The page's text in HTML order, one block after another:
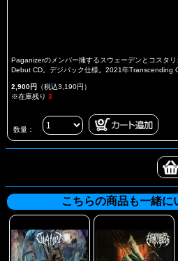
Paganizerのメンバー擁するスウェーデンとコスタ
Debut CD。デジパック仕様。2021年Transcending
2,900円 （税込3,190円）
※在庫残り 3
数量：
こちらの商品も一緒に